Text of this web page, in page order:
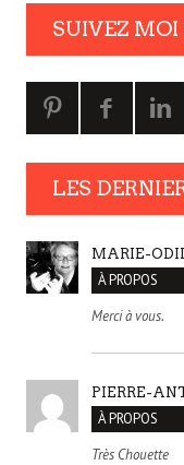
SUIVEZ MOI
LES
MARIE-
À PROPOS
Merci à vous.
PIERRE-
À PROPOS
Très Chouette